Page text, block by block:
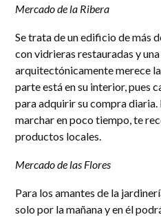
Mercado de la Ribera
Se trata de un edificio de más
con vidrieras restauradas y
arquitectónicamente merece
parte está en su interior, pues
para adquirir su compra diaria.
marchar en poco tiempo, te
productos locales.
Mercado de las Flores
Para los amantes de la
solo por la mañana y en él